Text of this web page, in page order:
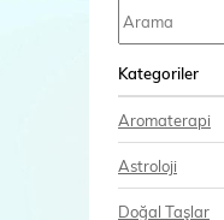
Kategoriler
Aromaterapi
Astroloji
Doğal Taşlar